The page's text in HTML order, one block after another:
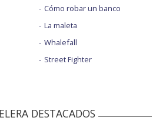
Cómo robar un banco
La maleta
Whalefall
Street Fighter
DESTACADOS